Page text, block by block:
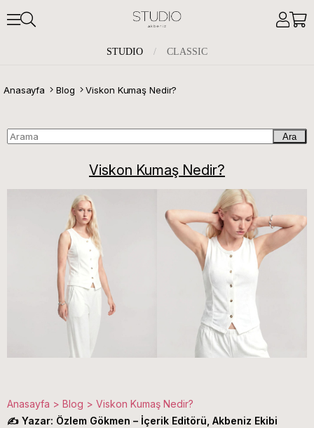
STUDIO / CLASSIC
Anasayfa Blog Viskon Kumaş Nedir?
Ara
Viskon Kumaş Nedir?
Anasayfa > Blog > Viskon Kumaş Nedir?
✍️ Yazar: Özlem Gökmen – İçerik Editörü, Akbeniz Ekibi